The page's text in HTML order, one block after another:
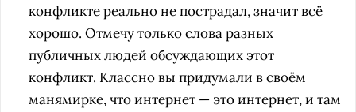
конфликте реально не пострадал, значит всё
хорошо. Отмечу только слова разных
публичных людей обсуждающих этот
конфликт. Классно вы придумали в своём
манямирке, что интернет — это интернет, и там